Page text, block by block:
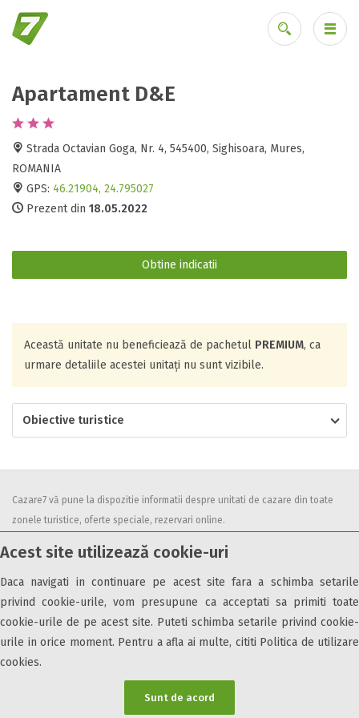
Acest site utilizează cookie-uri
Daca navigati in continuare pe acest site fara a schimba setarile
privind cookie-urile, vom presupune ca acceptati sa primiti toate
cookie-urile de pe acest site. Puteti schimba setarile privind cookie-
urile in orice moment. Pentru a afla ai multe, cititi Politica de utilizare
cookies.
Sunt de acord
Apartament D&E
Strada Octavian Goga, Nr. 4, 545400, Sighisoara, Mures,
ROMANIA
GPS: 46.21904, 24.795027
Prezent din 18.05.2022
Obtine indicatii
Această unitate nu beneficiează de pachetul PREMIUM, ca
urmare detaliile acestei unitați nu sunt vizibile.
Obiective turistice
Cazare7 vă pune la dispozitie informatii despre unitati de cazare din toate
zonele turistice, oferte speciale, rezervari online.
condițiile de utilizare.
Informații utile Parteneri Cazare7